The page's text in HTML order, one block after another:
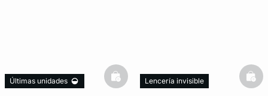
Últimas unidades
basketfullLencería invisible